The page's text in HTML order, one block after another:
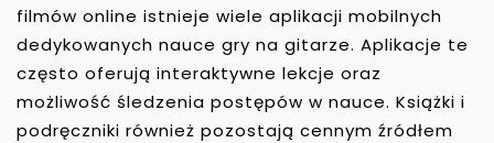
filmów online istnieje wiele aplikacji mobilnych
dedykowanych nauce gry na gitarze. Aplikacje te
często oferują interaktywne lekcje oraz
możliwość śledzenia postępów w nauce. Książki i
podręczniki również pozostają cennym źródłem